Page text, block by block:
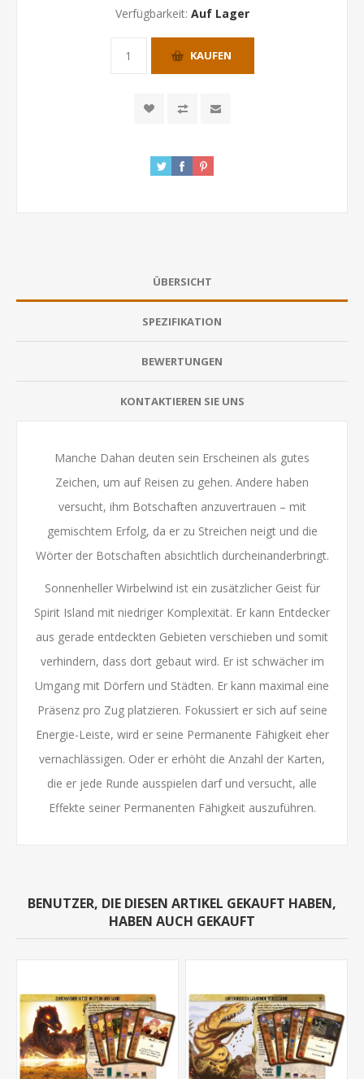
Verfügbarkeit: Auf Lager
KAUFEN
ÜBERSICHT
SPEZIFIKATION
BEWERTUNGEN
KONTAKTIEREN SIE UNS
Manche Dahan deuten sein Erscheinen als gutes
Zeichen, um auf Reisen zu gehen. Andere haben
versucht, ihm Botschaften anzuvertrauen – mit
gemischtem Erfolg, da er zu Streichen neigt und die
Wörter der Botschaften absichtlich durcheinanderbringt.
Sonnenheller Wirbelwind ist ein zusätzlicher Geist für
Spirit Island mit niedriger Komplexität. Er kann Entdecker
aus gerade entdeckten Gebieten verschieben und somit
verhindern, dass dort gebaut wird. Er ist schwächer im
Umgang mit Dörfern und Städten. Er kann maximal eine
Präsenz pro Zug platzieren. Fokussiert er sich auf seine
Energie-Leiste, wird er seine Permanente Fähigkeit eher
vernachlässigen. Oder er erhöht die Anzahl der Karten,
die er jede Runde ausspielen darf und versucht, alle
Effekte seiner Permanenten Fähigkeit auszuführen.
BENUTZER, DIE DIESEN ARTIKEL GEKAUFT HABEN,
HABEN AUCH GEKAUFT